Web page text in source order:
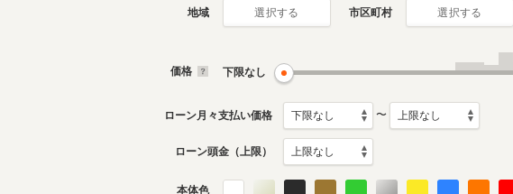
地域 選択する 市区町村 選択する
価格 下限なし
ローン月々支払い価格 〜
ローン頭金（上限）
本体色